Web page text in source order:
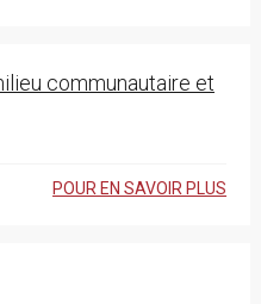
communautaire et
POUR EN SAVOIR PLUS